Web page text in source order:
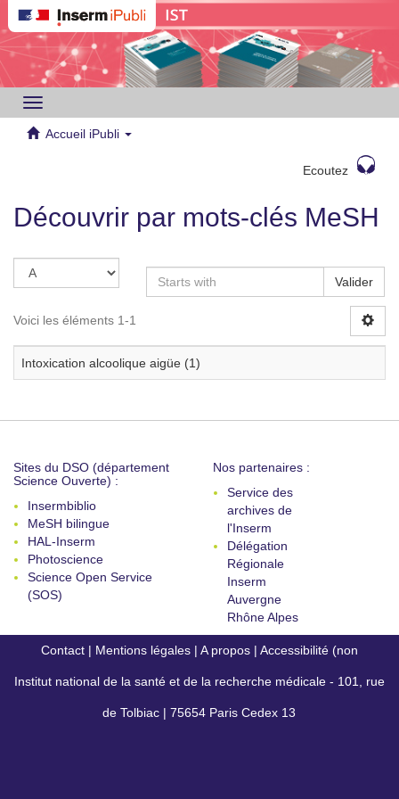
Toggle
navigation
Accueil iPubli
Ecoutez
Découvrir par mots-clés MeSH
Valider
Voici les éléments 1-1
Intoxication alcoolique aigüe (1)
Sites du DSO (département
Science Ouverte) :
Insermbiblio
MeSH bilingue
HAL-Inserm
Photoscience
Science Open Service
(SOS)
Nos partenaires :
Service des
archives de
l'Inserm
Délégation
Régionale
Inserm
Auvergne
Rhône Alpes
Contact | Mentions légales | A propos | Accessibilité (non
conforme)
Institut national de la santé et de la recherche médicale - 101, rue
de Tolbiac | 75654 Paris Cedex 13